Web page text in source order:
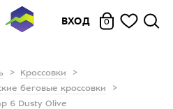
ВХОД 0
Кроссовки
беговые кроссовки
6 Dusty Olive